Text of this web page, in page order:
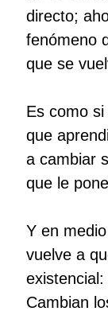
directo;
fenómeno
que se
Es como
que
a cambiar
que le
Y en
vuelve a
Cambian